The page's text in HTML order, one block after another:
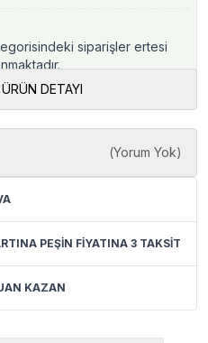
siparişler ertesi
ÜRÜN DETAYI
(Yorum Yok)
PEŞİN FİYATINA 3 TAKSİT
KAZAN